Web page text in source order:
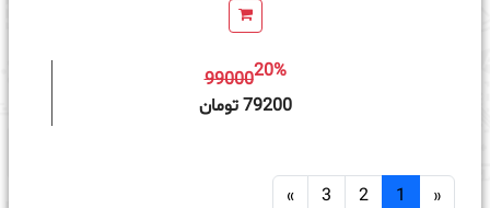
9900020%
79200 تومان
«
1
2
3
»